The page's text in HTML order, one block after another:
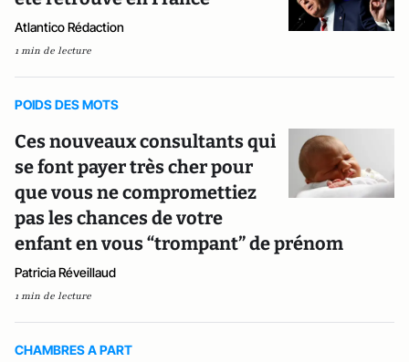
Atlantico Rédaction
1 min de lecture
POIDS DES MOTS
Ces nouveaux consultants qui
se font payer très cher pour
que vous ne compromettiez
pas les chances de votre
enfant en vous “trompant” de prénom
Patricia Réveillaud
1 min de lecture
CHAMBRES A PART